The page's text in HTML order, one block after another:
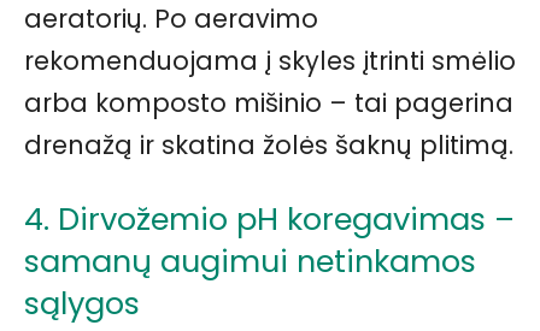
aeratorių. Po aeravimo
rekomenduojama į skyles įtrinti smėlio
arba komposto mišinio – tai pagerina
drenažą ir skatina žolės šaknų plitimą.
4. Dirvožemio pH koregavimas –
samanų augimui netinkamos
sąlygos